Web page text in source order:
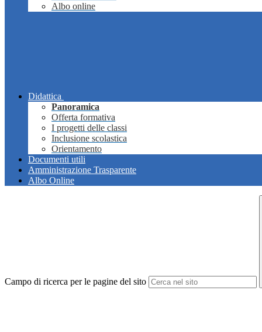
Albo online
Didattica
Panoramica
Offerta formativa
I progetti delle classi
Inclusione scolastica
Orientamento
Documenti utili
Amministrazione Trasparente
Albo Online
Campo di ricerca per le pagine del sito